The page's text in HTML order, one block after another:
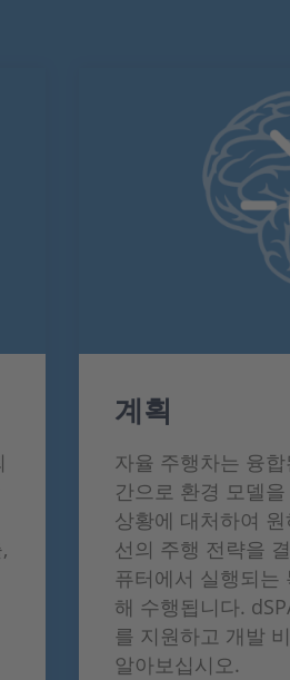
계획
자율 주행차는 융
간으로 환경 모델
상황에 대처하여
선의 주행 전략을
퓨터에서 실행되는
해 수행됩니다.
를 지원하고 개발
알아보십시오.